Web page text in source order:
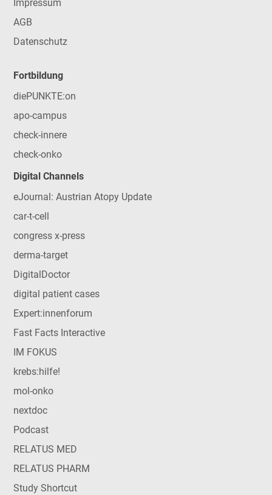
Impressum
AGB
Datenschutz
Fortbildung
diePUNKTE:on
apo-campus
check-innere
check-onko
Digital Channels
eJournal: Austrian Atopy Update
car-t-cell
congress x-press
derma-target
DigitalDoctor
digital patient cases
Expert:innenforum
Fast Facts Interactive
IM FOKUS
krebs:hilfe!
mol-onko
nextdoc
Podcast
RELATUS MED
RELATUS PHARM
Study Shortcut